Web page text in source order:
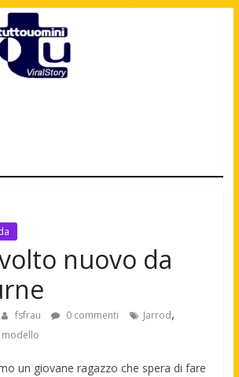
nuovo da
fsfrau 0 commenti Jarrod,
modello
un giovane ragazzo che spera di fare